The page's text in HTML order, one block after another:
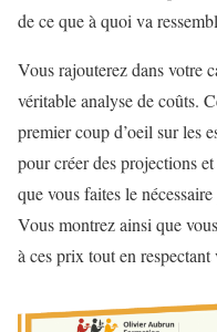
de ce que à quoi va
Vous rajouterez dans votre
véritable analyse de coûts.
premier coup d’oeil sur les
pour créer des projections
que vous faites le
Vous montrez ainsi que
à ces prix tout en respectant